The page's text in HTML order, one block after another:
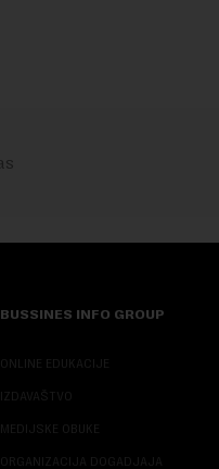
BUSSINES INFO GROUP
ONLINE EDUKACIJE
IZDAVAŠTVO
MEDIJSKE OBUKE
ORGANIZACIJA DOGADJAJA